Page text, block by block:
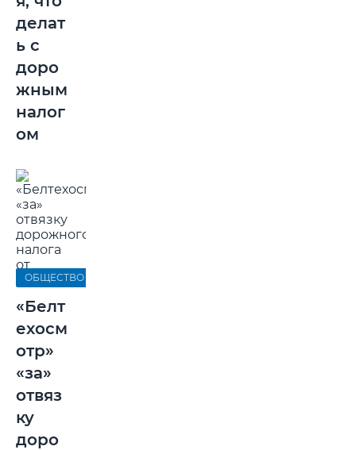
делат
ь с
доро
жным
налог
ом
ОБЩЕСТВО
«Белт
ехосм
отр»
«за»
отвяз
ку
доро